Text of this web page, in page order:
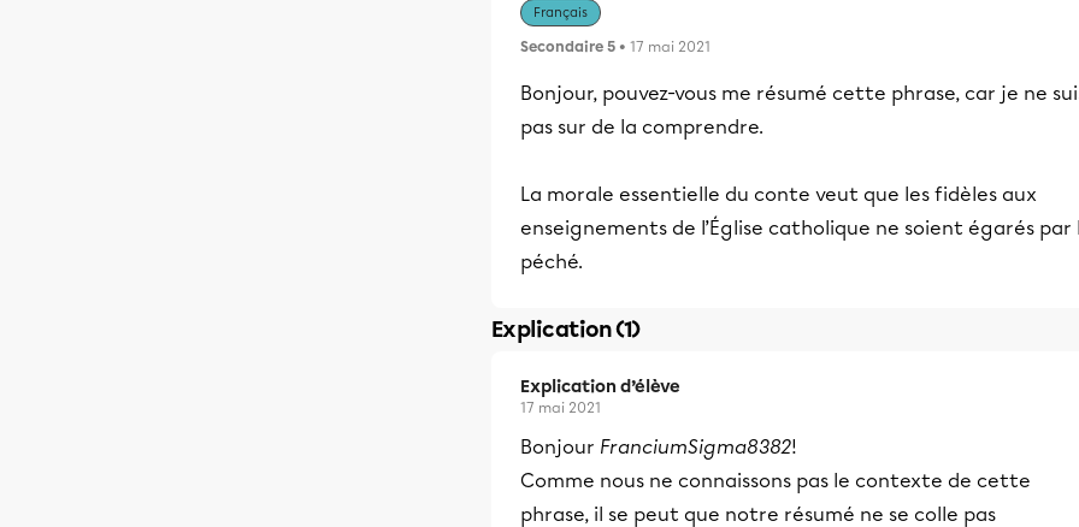
Français
Secondaire 5 • 17 mai 2021
Bonjour, pouvez-vous me résumé cette phrase, car je ne
pas sur de la comprendre.
La morale essentielle du conte veut que les fidèles aux
enseignements de l’Église catholique ne soient égarés par
péché.
Explication (1)
Explication d’élève
17 mai 2021
Bonjour FranciumSigma8382!
Comme nous ne connaissons pas le contexte de cette
phrase, il se peut que notre résumé ne se colle pas